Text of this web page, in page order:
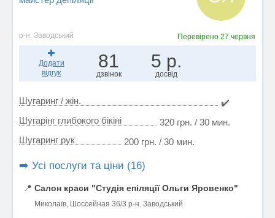
р-н. Заводський Перевірено27 червня
Додати
відгук
81
дзвінок
5 р.
досвід
Шугаринг / жін.
✔️
Шугарінг глибокого бікіні
320 грн. / 30 мин.
Шугаринг рук
200 грн. / 30 мин.
➡️ Усі послуги та ціни (16)
📍 Салон краси "Студія епіляції Ольги Яровенко"
Миколаїв, Шоссейная 36/3 р-н. Заводський